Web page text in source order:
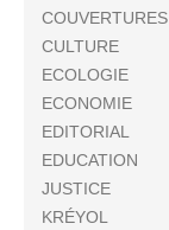
COUVERTURES
CULTURE
ECOLOGIE
ECONOMIE
EDITORIAL
EDUCATION
JUSTICE
KRÉYOL